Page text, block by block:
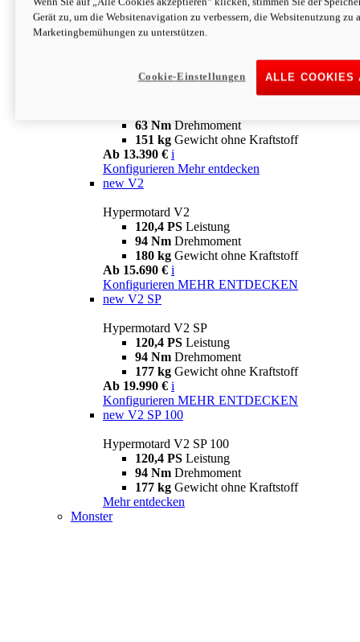
63 NmDrehmoment
151 kgGewicht ohne Kraftstoff
Ab 13.890 € i
63 Nm Drehmoment
151 kg Gewicht ohne Kraftstoff
Ab 13.390 € i
Konfigurieren Mehr entdecken
new V2
Hypermotard V2
120,4 PS Leistung
94 Nm Drehmoment
180 kg Gewicht ohne Kraftstoff
Ab 15.690 € i
Konfigurieren MEHR ENTDECKEN
new V2 SP
Hypermotard V2 SP
120,4 PS Leistung
94 Nm Drehmoment
177 kg Gewicht ohne Kraftstoff
Ab 19.990 € i
Konfigurieren MEHR ENTDECKEN
new V2 SP 100
Hypermotard V2 SP 100
120,4 PS Leistung
94 Nm Drehmoment
177 kg Gewicht ohne Kraftstoff
Mehr entdecken
Monster
Gerät zu, um die Websitenavigation zu verbessern, die Websitenutzung zu
Marketingbemühungen zu unterstützen.
ALLE COOKIES
Cookie-Einstellungen